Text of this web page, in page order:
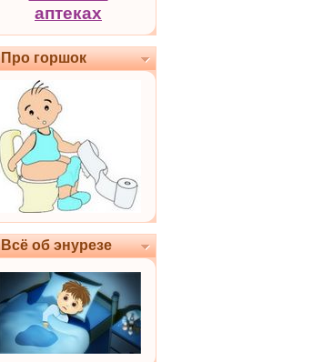
аптеках
Про горшок
Всё об энурезе